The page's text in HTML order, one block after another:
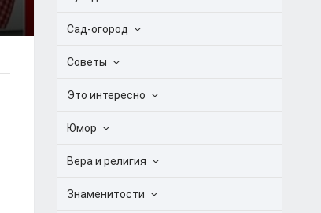
Сад-огород
Советы
Это интересно
Юмор
Вера и религия
Знаменитости